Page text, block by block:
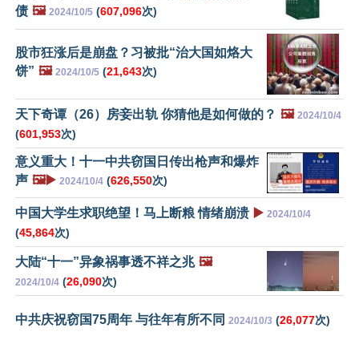
债 🖼️ 2024/10/5 (607,096次)
股市狂涨后是崩盘？习被批“治大国如烙大
饼” 🖼️ 2024/10/5 (21,643次)
天下奇谭（26）房妾出轨 你猜他是如何做的？ 🖼️ 2024/10/4
(601,953次)
意义重大！十一中共窃国日传出枪声和爆炸
声 🖼️▶️ 2024/10/4 (626,550次)
中国大学生求职绝望！马上断粮 情绪崩溃 ▶️ 2024/10/4
(45,864次)
大陆“十一”异象祸事透不祥之兆 🖼️
2024/10/4 (26,090次)
中共庆祝窃国75周年 与往年有所不同 2024/10/3 (26,077次)